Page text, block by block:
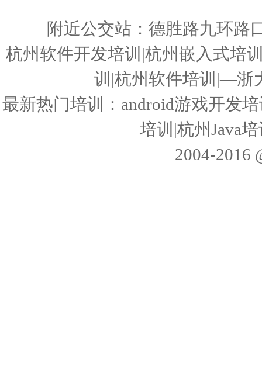
附近公交站：德胜路九环路
杭州软件开发培训|杭州嵌入式培
训|杭州软件培训|—浙
最新热门培训：android游戏开发
培训|杭州Java
2004-2016